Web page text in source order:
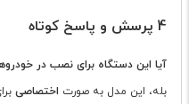
4 پرسش و پاسخ کوتاه
آیا این دستگاه برای نصب در
بله، این مدل به صورت اختصاصی